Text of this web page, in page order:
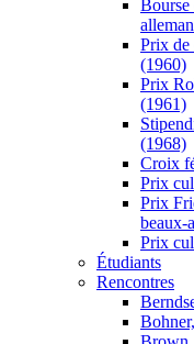
Bourse
Prix de
(1960)
Prix
(1961)
(1968)
Croix
Prix
Prix
beaux-
Prix
Étudiants
Rencontres